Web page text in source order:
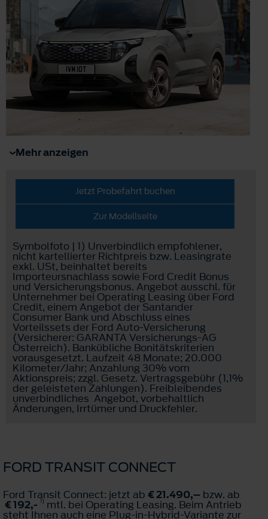
Mehr anzeigen
Jetzt Probefahrt buchen
Zur Modellseite
Symbolfoto | 1) Unverbindlich empfohlener,
nicht kartellierter Richtpreis bzw. Leasingrate
exkl. USt, beinhaltet bereits
Importeursnachlass sowie Ford Credit Bonus
und Versicherungsbonus. Angebot ausschl. für
Unternehmer bei Operating Leasing über Ford
Credit, einem Angebot der Santander
Consumer Bank und Abschluss eines
Vorteilssets der Ford Auto-Versicherung
(Versicherer: GARANTA Versicherungs-AG
Österreich). Bankübliche Bonitätskriterien
vorausgesetzt. Laufzeit 48 Monate; 20.000
Kilometer/Jahr; Anzahlung 30% vom
Aktionspreis; zzgl. Gesetz. Vertragsgebühr (1,1%
der geleisteten Zahlungen). Freibleibendes
unverbindliches Angebot, vorbehaltlich
Änderungen, Irrtümer und Druckfehler.
FORD TRANSIT CONNECT
Ford Transit Connect: jetzt ab € 21.490,– bzw. ab
€ 192,- 1) mtl. bei Operating Leasing. Beim Antrieb
steht Ihnen auch eine Plug-in-Hybrid-Variante zur